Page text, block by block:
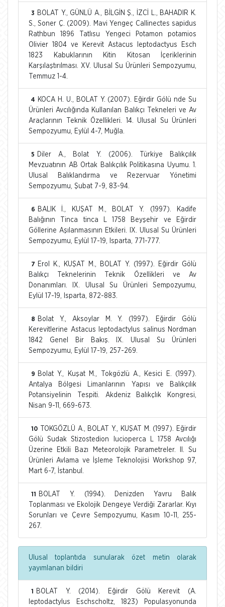
3
BOLAT Y., GÜNLÜ A., BİLGİN Ş., İZCİ L., BAHADIR K.
S., Soner Ç. (2009). Mavi Yengeç Callinectes sapidus
Rathbun 1896 Tatlısu Yengeci Potamon potamios
Olivier 1804 ve Kerevit Astacus leptodactyus Esch
1823 Kabuklarının Kitin Kitosan İçeriklerinin
Karşılaştırılması. XV. Ulusal Su Ürünleri Sempozyumu,
Temmuz 1-4.
4
KOCA H. U., BOLAT Y. (2007). Eğirdir Gölü nde Su
Ürünleri Avcılığında Kullanılan Balıkçı Tekneleri ve Av
Araçlarının Teknik Özellikleri. 14. Ulusal Su Ürünleri
Sempozyumu, Eylül 4-7, Muğla.
5
Diler A., Bolat Y. (2006). Türkiye Balıkçılık
Mevzuatının AB Ortak Balıkçılık Politikasına Uyumu. 1.
Ulusal Balıklandırma ve Rezervuar Yönetimi
Sempozyumu, Şubat 7-9, 83-94.
6
BALIK İ., KUŞAT M., BOLAT Y. (1997). Kadife
Balığının Tinca tinca L 1758 Beyşehir ve Eğirdir
Göllerine Aşılanmasının Etkileri. IX. Ulusal Su Ürünleri
Sempozyumu, Eylül 17-19, Isparta, 771-777.
7
Erol K., KUŞAT M., BOLAT Y. (1997). Eğirdir Gölü
Balıkçı Teknelerinin Teknik Özellikleri ve Av
Donanımları. IX. Ulusal Su Ürünleri Sempozyumu,
Eylül 17-19, Isparta, 872-883.
8
Bolat Y., Aksoylar M. Y. (1997). Eğirdir Gölü
Kerevitlerine Astacus leptodactylus salinus Nordman
1842 Genel Bir Bakış. IX. Ulusal Su Ürünleri
Sempozyumu, Eylül 17-19, 257-269.
9
Bolat Y., Kuşat M., Tokgözlü A., Kesici E. (1997).
Antalya Bölgesi Limanlarının Yapısı ve Balıkçılık
Potansiyelinin Tespiti. Akdeniz Balıkçlık Kongresi,
Nisan 9-11, 669-673.
10
TOKGÖZLÜ A., BOLAT Y., KUŞAT M. (1997). Eğirdir
Gölü Sudak Stizostedion lucioperca L 1758 Avcılığı
Üzerine Etkili Bazı Meteorolojik Parametreler. II. Su
Ürünleri Avlama ve İşleme Teknolojisi Workshop 97,
Mart 6-7, İstanbul.
11
BOLAT Y. (1994). Denizden Yavru Balık
Toplanması ve Ekolojik Dengeye Verdiği Zararlar. Kıyı
Sorunları ve Çevre Sempozyumu, Kasım 10-11, 255-
267.
Ulusal toplantıda sunularak özet metin olarak
yayımlanan bildiri
1
BOLAT Y. (2014). Eğirdir Gölü Kerevit (A.
leptodactylus Eschscholtz, 1823) Populasyonunda